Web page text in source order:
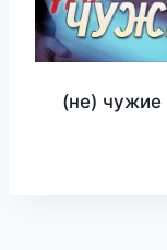
(не) чужие